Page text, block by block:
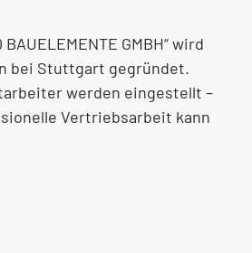
BAUELEMENTE GMBH“ wird
bei Stuttgart gegründet.
werden eingestellt –
Vertriebsarbeit kann